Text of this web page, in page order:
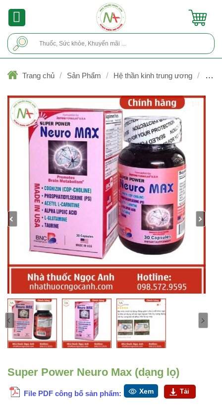
Trang chủ / Sản Phẩm / Hệ thần kinh trung ương /
Điều
Super Power Neuro Max (dạng lọ)
File PDF công bố sản phẩm: Xem Tải